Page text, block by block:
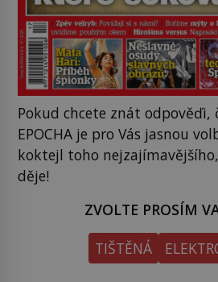
Pokud chcete znát
EPOCHA je pro Vás jasnou
koktejl toho
děje!
ZVOLTE PROSÍM
TIŠTĚNÁ